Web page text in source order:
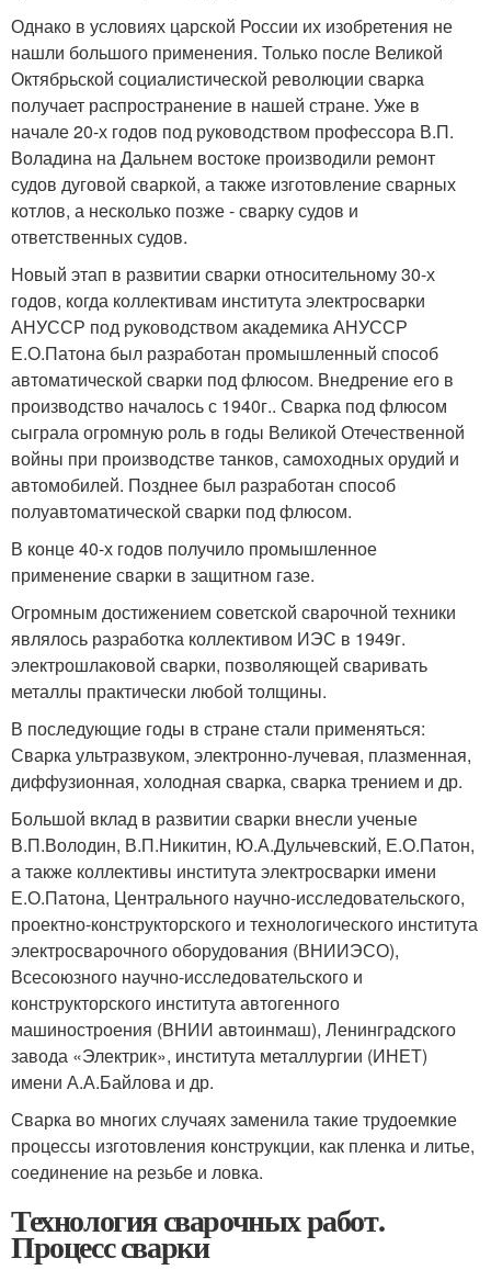
Однако в условиях царской России их изобретения не
нашли большого применения. Только после Великой
Октябрьской социалистической революции сварка
получает распространение в нашей стране. Уже в
начале 20-х годов под руководством профессора В.П.
Воладина на Дальнем востоке производили ремонт
судов дуговой сваркой, а также изготовление сварных
котлов, а несколько позже - сварку судов и
ответственных судов.
Новый этап в развитии сварки относительному 30-х
годов, когда коллективам института электросварки
АНУССР под руководством академика АНУССР
Е.О.Патона был разработан промышленный способ
автоматической сварки под флюсом. Внедрение его в
производство началось с 1940г.. Сварка под флюсом
сыграла огромную роль в годы Великой Отечественной
войны при производстве танков, самоходных орудий и
автомобилей. Позднее был разработан способ
полуавтоматической сварки под флюсом.
В конце 40-х годов получило промышленное
применение сварки в защитном газе.
Огромным достижением советской сварочной техники
являлось разработка коллективом ИЭС в 1949г.
электрошлаковой сварки, позволяющей сваривать
металлы практически любой толщины.
В последующие годы в стране стали применяться:
Сварка ультразвуком, электронно-лучевая, плазменная,
диффузионная, холодная сварка, сварка трением и др.
Большой вклад в развитии сварки внесли ученые
В.П.Володин, В.П.Никитин, Ю.А.Дульчевский, Е.О.Патон,
а также коллективы института электросварки имени
Е.О.Патона, Центрального научно-исследовательского,
проектно-конструкторского и технологического института
электросварочного оборудования (ВНИИЭСО),
Всесоюзного научно-исследовательского и
конструкторского института автогенного
машиностроения (ВНИИ автоинмаш), Ленинградского
завода «Электрик», института металлургии (ИНЕТ)
имени А.А.Байлова и др.
Сварка во многих случаях заменила такие трудоемкие
процессы изготовления конструкции, как пленка и литье,
соединение на резьбе и ловка.
Технология сварочных работ.
Процесс сварки